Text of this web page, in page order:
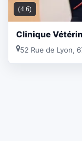
(4.6)
Clinique
52 Rue de Lyon,